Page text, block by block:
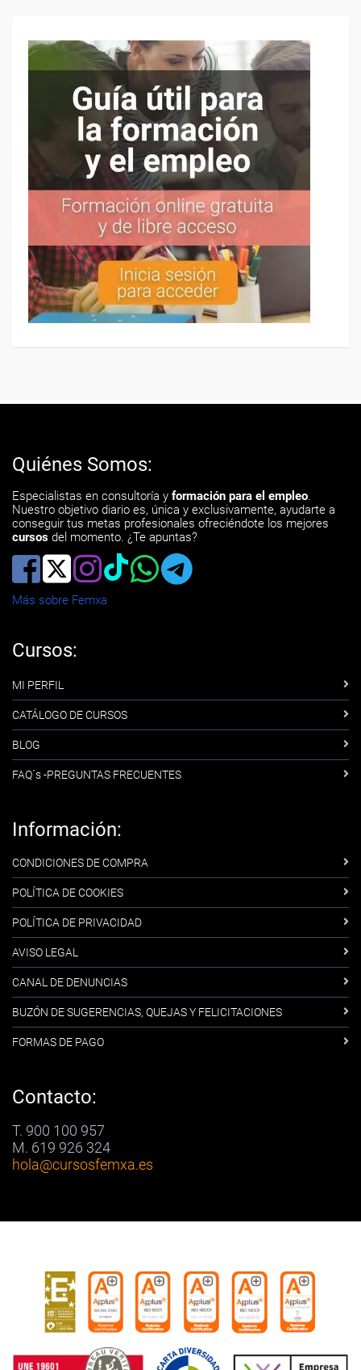
Quiénes Somos:
Especialistas en consultoría y formación para el empleo.
Nuestro objetivo diario es, única y exclusivamente, ayudarte a
conseguir tus metas profesionales ofreciéndote los mejores
cursos del momento. ¿Te apuntas?
Más sobre Femxa
Cursos:
MI PERFIL
CATÁLOGO DE CURSOS
BLOG
FAQ´s -PREGUNTAS FRECUENTES
Información:
CONDICIONES DE COMPRA
POLÍTICA DE COOKIES
POLÍTICA DE PRIVACIDAD
AVISO LEGAL
CANAL DE DENUNCIAS
BUZÓN DE SUGERENCIAS, QUEJAS Y FELICITACIONES
FORMAS DE PAGO
Contacto:
T. 900 100 957
M. 619 926 324
hola@cursosfemxa.es